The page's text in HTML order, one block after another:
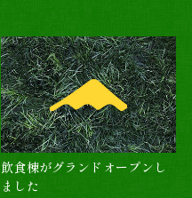
飲食棟がグランドオープンし
ました